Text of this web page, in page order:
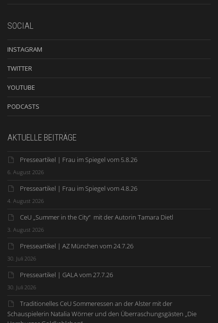
SOCIAL
INSTAGRAM
TWITTER
YOUTUBE
PODCASTS
AKTUELLE BEITRÄGE
Presseartikel | Frau im Spiegel vom 5.8.26
6. August 2026
Presseartikel | Frau im Spiegel vom 4.8.26
4. August 2026
CeU „Summer in the City“ mit der Autorin Tamara Dietl
3. August 2026
Presseartikel | AZ München vom 24.7.26
30. Juli 2026
Presseartikel | GALA vom 27.7.26
30. Juli 2026
Traditionelles CeU Sommeressen an der Alster mit der
Schauspielerin Natalia Wörner und den Überraschungsgästen „Die